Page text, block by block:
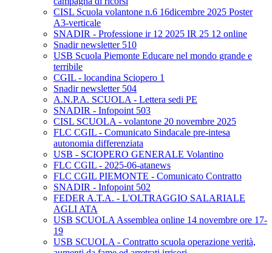
CISL Scuola volantone n.6 16dicembre 2025 Poster
A3-verticale
SNADIR - Professione ir 12 2025 IR 25 12 online
Snadir newsletter 510
USB Scuola Piemonte Educare nel mondo grande e
terribile
CGIL - locandina Sciopero 1
Snadir newsletter 504
A.N.P.A. SCUOLA - Lettera sedi PE
SNADIR - Infopoint 503
CISL SCUOLA - volantone 20 novembre 2025
FLC CGIL - Comunicato Sindacale pre-intesa
autonomia differenziata
USB - SCIOPERO GENERALE Volantino
FLC CGIL - 2025-06-atanews
FLC CGIL PIEMONTE - Comunicato Contratto
SNADIR - Infopoint 502
FEDER A.T.A. - L'OLTRAGGIO SALARIALE
AGLI ATA
USB SCUOLA Assemblea online 14 novembre ore 17-
19
USB SCUOLA - Contratto scuola operazione verità,